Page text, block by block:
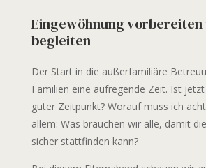
Eingewöhnung vorbereiten
begleiten
Der Start in die außerfamiliäre
Familien eine aufregende Zeit. Ist
guter Zeitpunkt? Worauf muss ich
allem: Was brauchen wir alle, damit
sicher stattfinden kann?